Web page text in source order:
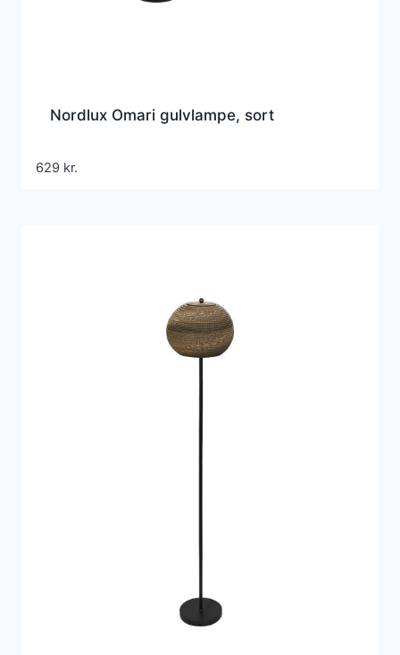
Nordlux Omari gulvlampe, sort
629 kr.